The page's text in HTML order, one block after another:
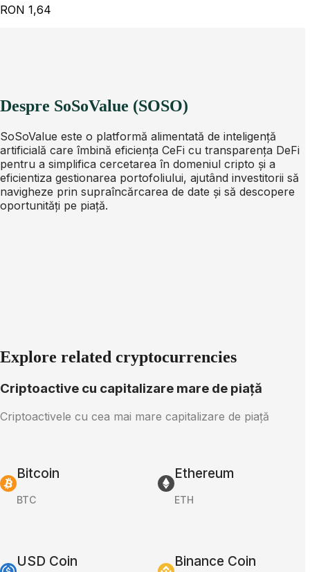
RON 1,64
Despre SoSoValue (SOSO)
SoSoValue este o platformă alimentată de inteligență
artificială care îmbină eficiența CeFi cu transparența DeFi
pentru a simplifica cercetarea în domeniul cripto și a
eficientiza gestionarea portofoliului, ajutând investitorii să
navigheze prin supraîncărcarea de date și să descopere
oportunități pe piață.
Explore related cryptocurrencies
Criptoactive cu capitalizare mare de piață
Criptoactivele cu cea mai mare capitalizare de piață
Bitcoin
BTC
Ethereum
ETH
USD Coin Binance Coin